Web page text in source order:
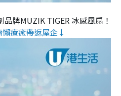
品牌MUZIK TIGER 冰感風扇！
療癒帶返屋企↓